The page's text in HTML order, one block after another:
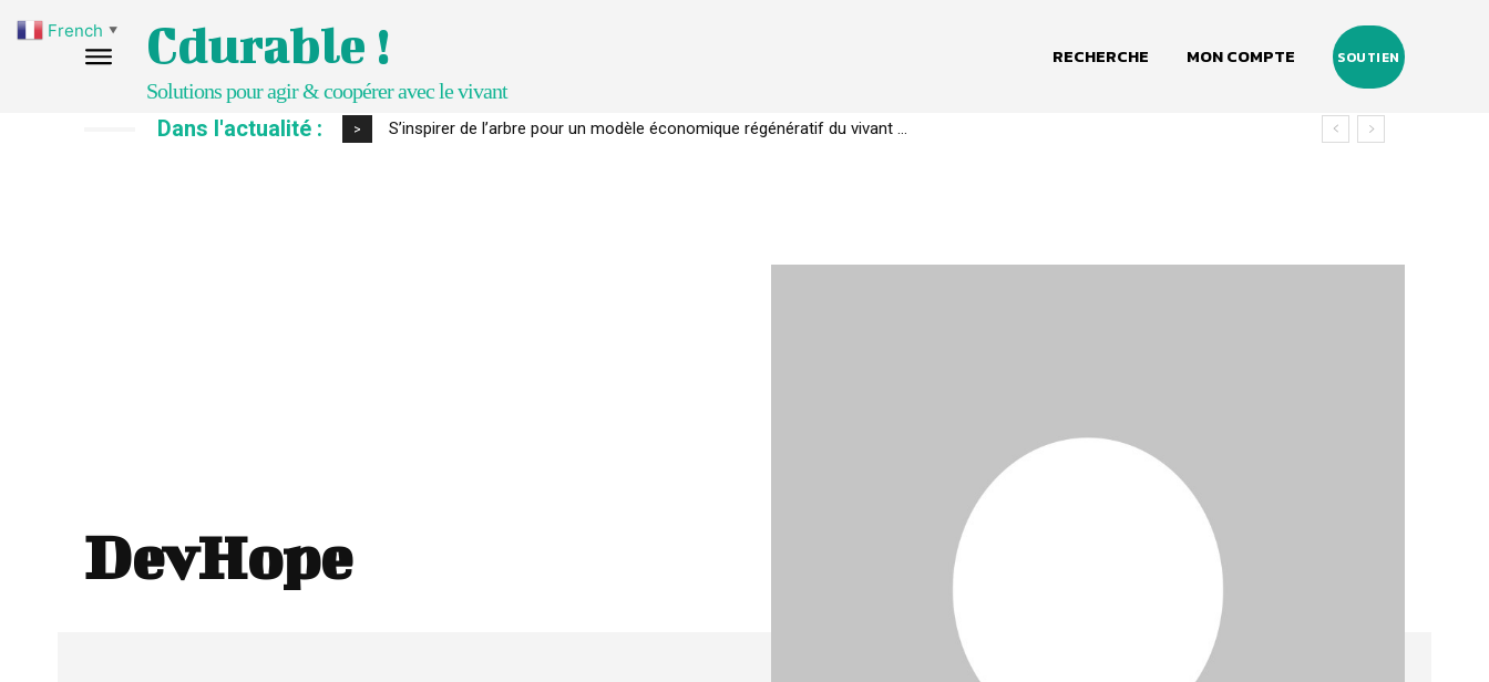
Cdurable !
Solutions pour agir & coopérer avec le vivant
RECHERCHE MON COMPTE SOUTIEN
Dans l'actualité : > S’inspirer de l’arbre pour un modèle économique régénératif du vivant …
DevHope
French ▼